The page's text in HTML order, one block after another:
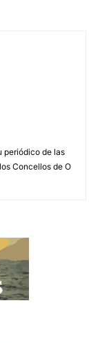
periódico de las
Concellos de O